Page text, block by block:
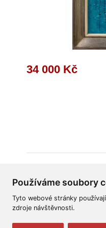
Používáme soubory
Tyto webové stránky
zdroje návštěvnosti.
34 000 Kč